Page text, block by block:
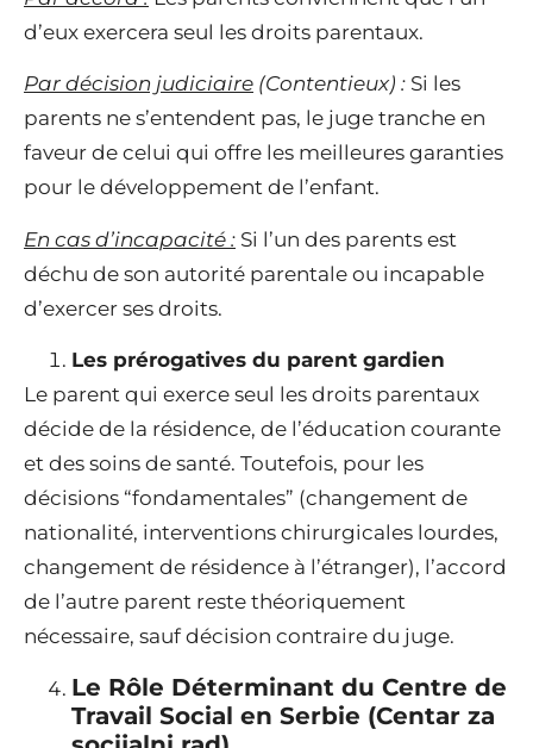
d’eux exercera seul les droits parentaux.
Par décision judiciaire (Contentieux) : Si les
parents ne s’entendent pas, le juge tranche en
faveur de celui qui offre les meilleures garanties
pour le développement de l’enfant.
En cas d’incapacité : Si l’un des parents est
déchu de son autorité parentale ou incapable
d’exercer ses droits.
Les prérogatives du parent gardien
Le parent qui exerce seul les droits parentaux
décide de la résidence, de l’éducation courante
et des soins de santé. Toutefois, pour les
décisions “fondamentales” (changement de
nationalité, interventions chirurgicales lourdes,
changement de résidence à l’étranger), l’accord
de l’autre parent reste théoriquement
nécessaire, sauf décision contraire du juge.
Le Rôle Déterminant du Centre de
Travail Social en Serbie (Centar za